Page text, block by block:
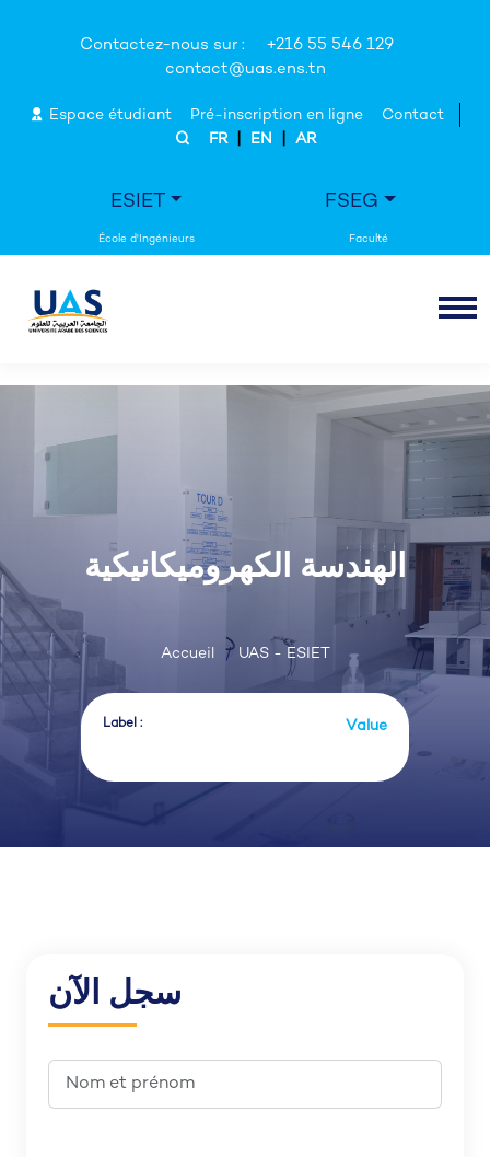
Contactez-nous sur :
+216 55 546 129
contact@uas.ens.tn
Espace étudiant Pré-inscription en ligne
Contact
FR
EN AR
ESIET FSEG
الهندسة الكهروميكانيكية
Accueil UAS - ESIET
Label : Value
سجل الآن